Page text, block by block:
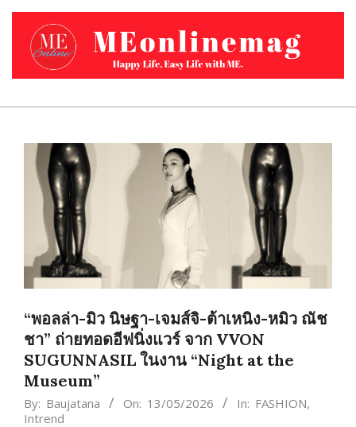
Skip
content
Primary
“พอลล่า-มิว นิษฐา-เจมส์จิ-ต้าเหนิง-หมิว ณัช
ชา” ถ่ายทอดอีฟนิ่งแวร์ จาก VVON
SUGUNNASIL ในงาน “Night at the
Museum”
By: Baujatana On: 13/05/2026 In: FASHION,
Intrend